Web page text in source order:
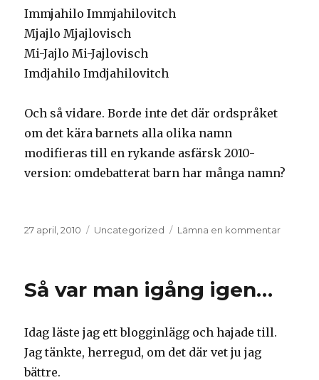
Immjahilo Immjahilovitch
Mjajlo Mjajlovisch
Mi-Jajlo Mi-Jajlovisch
Imdjahilo Imdjahilovitch
Och så vidare. Borde inte det där ordspråket
om det kära barnets alla olika namn
modifieras till en rykande asfärsk 2010-
version: omdebatterat barn har många namn?
Postat
27 april, 2010 Kategorier
Uncategorized Lämna en kommentartill
Så var man igång igen…
Idag läste jag ett blogginlägg och hajade till.
Jag tänkte, herregud, om det där vet ju jag
bättre.